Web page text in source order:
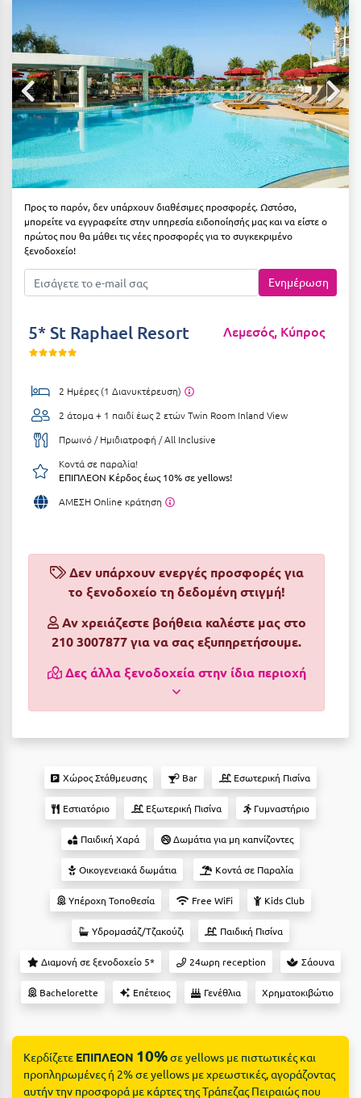
Αλεξανδρούπολη
Αλισσός Αχαΐας
Αλόννησος
Αμαλιάδα
Αμάρυνθος
Αμφίκλεια
Ανάβυσσος
Άνδρος
Αράχωβα
Αργολίδα
Αριδαία
Αρκαδία
Αρκίτσα
Αρτέμιδα
Αστυπάλαια
Αχαΐα
Βυτίνα
Γλυφάδα
Γύθειο
Δ
Δελφοί
Διακοπτό
Ε
Διαμονή Μόνο
Πρωινό
Ημιδιατροφή
Ημιδιατροφή + Ποτά
Πλήρης Διατροφή
Ένα Γεύμα
Δύο Γεύματα + Ποτά
ΤΎΠΟΣ ΚΑΤΑΛΎΜΑΤΟΣ
Ξενοδοχεία 1 Αστέρι
Ξενοδοχεία 2 Αστέρων
Ξενοδοχεία 3 Αστέρων
Ξενοδοχεία 4 Αστέρων
Ξενοδοχεία 5 Αστέρων
Βίλες
Κρουαζιέρες
Διαμερίσματα
Boutique Hotels
Ξενώνες
Δες όλες τις προσφορές
Δες όλα τα πακέτα διακοπών
Προς το παρόν, δεν υπάρχουν διαθέσιμες προσφορές. Ωστόσο,
μπορείτε να εγγραφείτε στην υπηρεσία ειδοποίησής μας και να είστε ο
πρώτος που θα μάθει τις νέες προσφορές για το συγκεκριμένο
ξενοδοχείο!
Ενημέρωση
5* St Raphael Resort Λεμεσός, Κύπρος
2 Ημέρες (1 Διανυκτέρευση)
2 άτομα + 1 παιδί έως 2 ετώνTwin Room Inland View
Πρωινό / Ημιδιατροφή / All Inclusive
Κοντά σε παραλία!
ΕΠΙΠΛΕΟΝ Κέρδος έως 10% σε yellows!
ΑΜΕΣΗ Online κράτηση
Δεν υπάρχουν ενεργές προσφορές για
το ξενοδοχείο τη δεδομένη στιγμή!
Αν χρειάζεστε βοήθεια καλέστε μας στο
210 3007877 για να σας εξυπηρετήσουμε.
Δες άλλα ξενοδοχεία στην ίδια περιοχή
Χώρος Στάθμευσης Bar Εσωτερική Πισίνα
Εστιατόριο Εξωτερική Πισίνα Γυμναστήριο
Παιδική Χαρά Δωμάτια για μη καπνίζοντες
Οικογενειακά δωμάτια Κοντά σε Παραλία
Υπέροχη Τοποθεσία Free WiFi Kids Club
Υδρομασάζ/Τζακούζι Παιδική Πισίνα
Διαμονή σε ξενοδοχείο 5* 24ωρη reception Σάουνα
Bachelorette Επέτειος Γενέθλια Χρηματοκιβώτιο
Κερδίζετε ΕΠΙΠΛΕΟΝ 10%σε yellows με πιστωτικές και
προπληρωμένες ή 2% σε yellows με χρεωστικές, αγοράζοντας
αυτήν την προσφορά με κάρτες της Τράπεζας Πειραιώς που